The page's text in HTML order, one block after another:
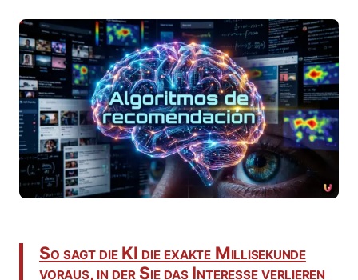
So sagt die KI die exakte Millisekunde
voraus, in der Sie das Interesse verlieren